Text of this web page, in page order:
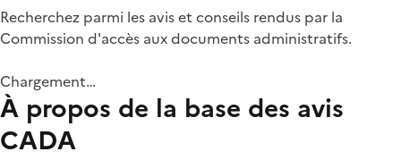
Recherchez parmi les avis et conseils rendus par la
Commission d'accès aux documents administratifs.
Chargement…
À propos de la base des avis
CADA